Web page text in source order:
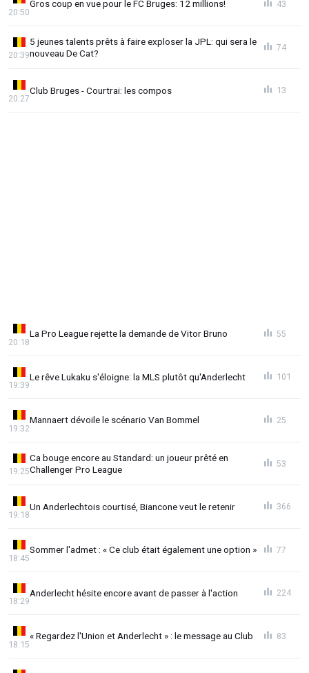
Gros coup en vue pour le FC Bruges: 12 millions!
20:50
43
5 jeunes talents prêts à faire exploser la JPL: qui sera le
nouveau De Cat?
20:39
74
Club Bruges - Courtrai: les compos
20:27
13
La Pro League rejette la demande de Vitor Bruno
20:18
55
Le rêve Lukaku s'éloigne: la MLS plutôt qu'Anderlecht
19:39
101
Mannaert dévoile le scénario Van Bommel
19:32
25
Ca bouge encore au Standard: un joueur prêté en
Challenger Pro League
19:25
53
Un Anderlechtois courtisé, Biancone veut le retenir
19:18
366
Sommer l'admet : « Ce club était également une option »
18:45
77
Anderlecht hésite encore avant de passer à l'action
18:29
224
« Regardez l'Union et Anderlecht » : le message au Club
18:15
83